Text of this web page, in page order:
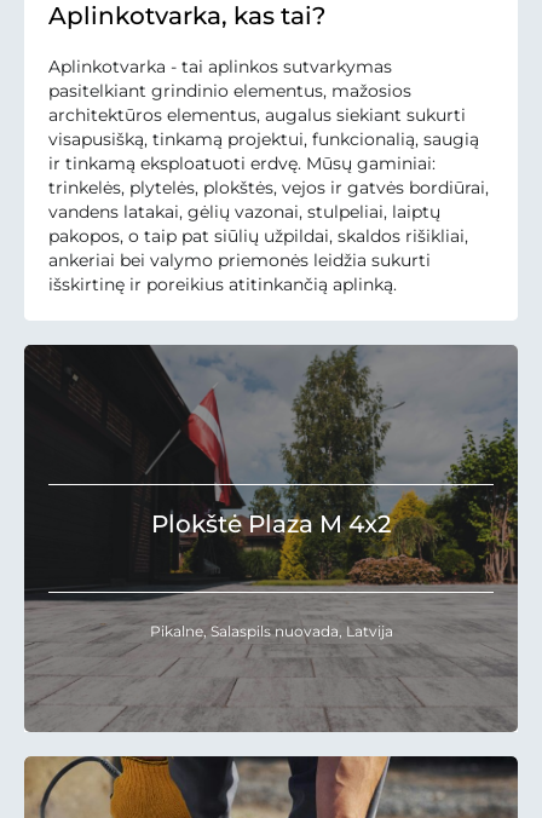
Aplinkotvarka, kas tai?
Aplinkotvarka - tai aplinkos sutvarkymas
pasitelkiant grindinio elementus, mažosios
architektūros elementus, augalus siekiant sukurti
visapusišką, tinkamą projektui, funkcionalią, saugią
ir tinkamą eksploatuoti erdvę. Mūsų gaminiai:
trinkelės, plytelės, plokštės, vejos ir gatvės bordiūrai,
vandens latakai, gėlių vazonai, stulpeliai, laiptų
pakopos, o taip pat siūlių užpildai, skaldos rišikliai,
ankeriai bei valymo priemonės leidžia sukurti
išskirtinę ir poreikius atitinkančią aplinką.
Plokštė Plaza M 4x2
Pikalne, Salaspils nuovada, Latvija